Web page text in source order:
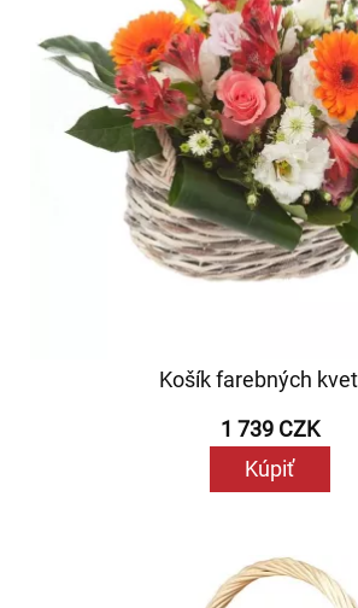
Košík farebných
1 739 CZK
Kúpiť